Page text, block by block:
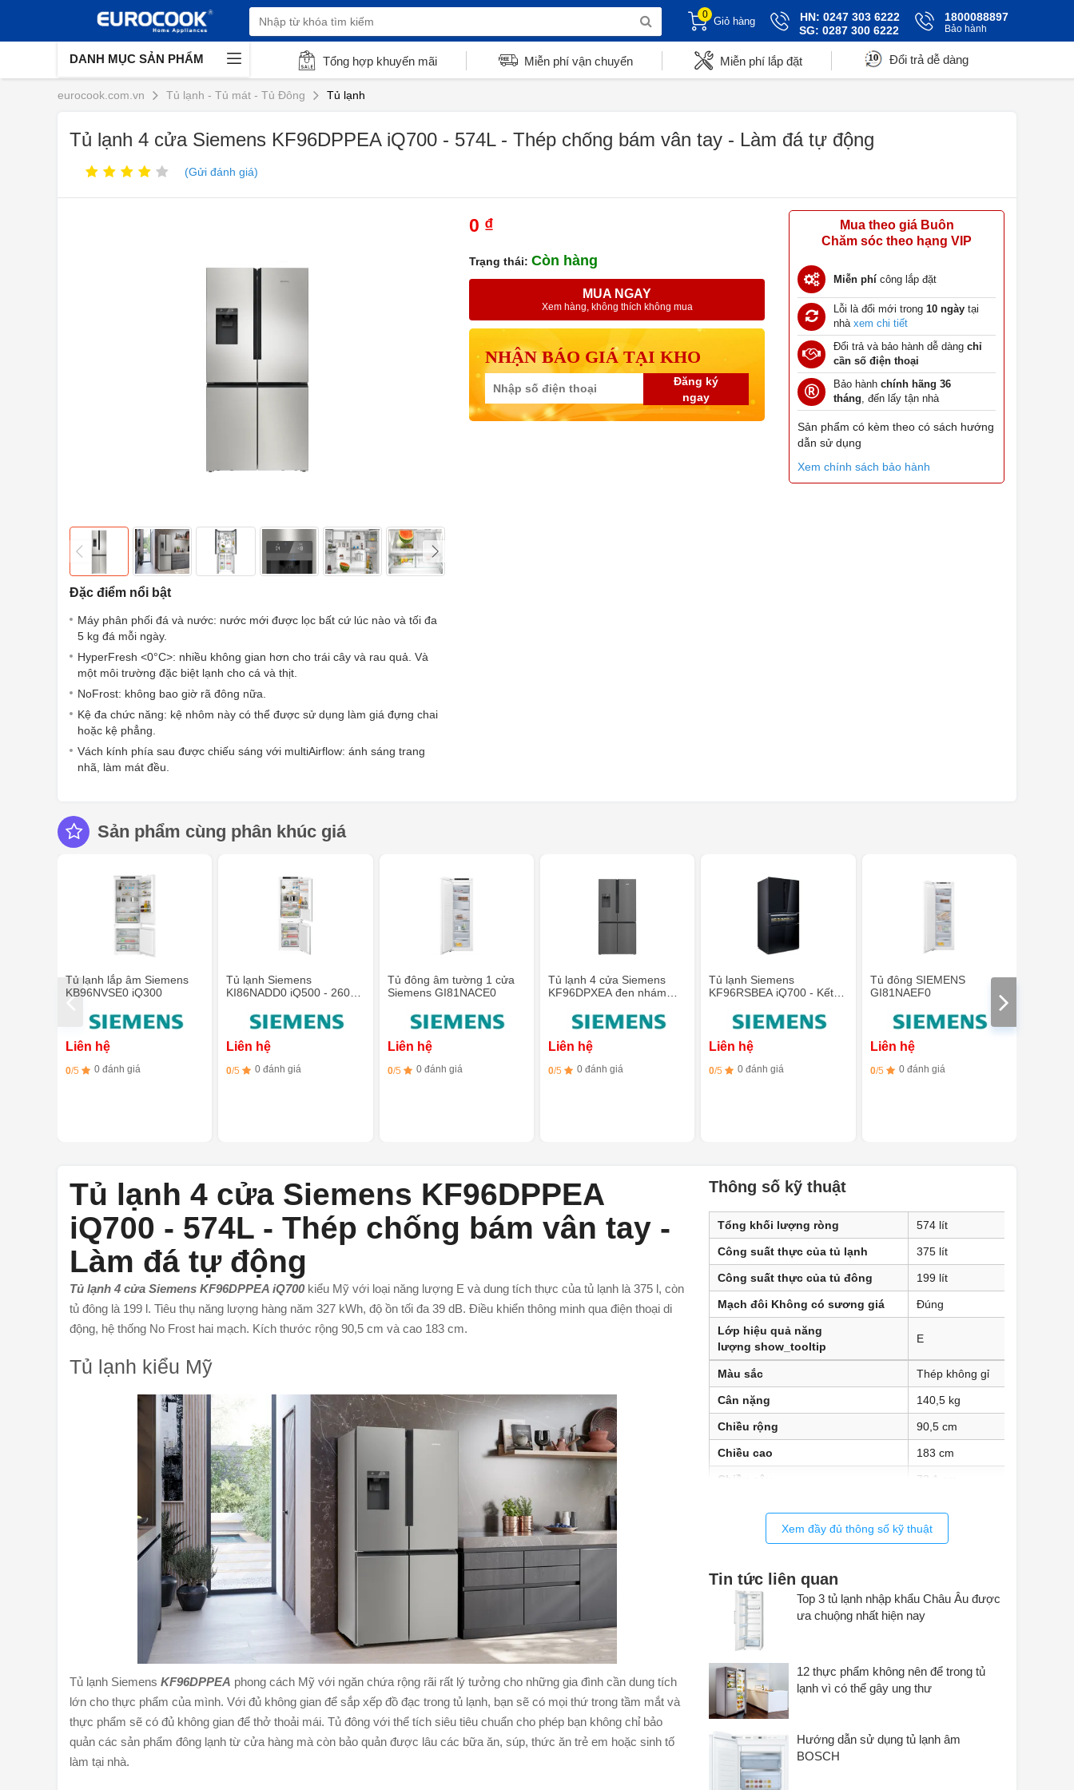
0
Giỏ hàng
HN: 0247 303 6222
SG: 0287 300 6222
1800088897
Bảo hành
DANH MỤC SẢN PHẨM Tổng hợp khuyến mãi Miễn phí vận chuyển Miễn phí lắp đặt Đổi trả dễ dàng
eurocook.com.vn Tủ lạnh - Tủ mát - Tủ Đông Tủ lạnh
Tủ lạnh 4 cửa Siemens KF96DPPEA iQ700 - 574L - Thép chống bám vân tay - Làm đá tự động
(Gửi đánh giá)
Đặc điểm nổi bật
Máy phân phối đá và nước: nước mới được lọc bất cứ lúc nào và tối đa
5 kg đá mỗi ngày.
HyperFresh <0°C>: nhiều không gian hơn cho trái cây và rau quả. Và
một môi trường đặc biệt lạnh cho cá và thịt.
NoFrost: không bao giờ rã đông nữa.
Kệ đa chức năng: kệ nhôm này có thể được sử dụng làm giá đựng chai
hoặc kệ phẳng.
Vách kính phía sau được chiếu sáng với multiAirflow: ánh sáng trang
nhã, làm mát đều.
0 ₫
Trạng thái: Còn hàng
MUA NGAY
Xem hàng, không thích không mua
NHẬN BÁO GIÁ TẠI KHO
Đăng ký
ngay
Mua theo giá Buôn
Chăm sóc theo hạng VIP
Miễn phí công lắp đặt
Lỗi là đổi mới trong 10 ngày tại
nhà xem chi tiết
Đổi trả và bảo hành dễ dàng chỉ
cần số điện thoại
Bảo hành chính hãng 36
tháng, đến lấy tận nhà
Sản phẩm có kèm theo có sách hướng
dẫn sử dụng
Xem chính sách bảo hành
Sản phẩm cùng phân khúc giá
Tủ lạnh lắp âm Siemens
KB96NVSE0 iQ300
Liên hệ
0/5 0 đánh giá
Tủ lạnh Siemens
KI86NADD0 iQ500 - 260L -
Liên hệ
0/5 0 đánh giá
Tủ đông âm tường 1 cửa
Siemens GI81NACE0
Liên hệ
0/5 0 đánh giá
Tủ lạnh 4 cửa Siemens
KF96DPXEA đen nhám
Liên hệ
0/5 0 đánh giá
Tủ lạnh Siemens
KF96RSBEA iQ700 - Kết
Liên hệ
0/5 0 đánh giá
Tủ đông SIEMENS
GI81NAEF0
Liên hệ
0/5 0 đánh giá
Tủ lạnh 4 cửa Siemens KF96DPPEA
iQ700 - 574L - Thép chống bám vân tay -
Làm đá tự động
Tủ lạnh 4 cửa Siemens KF96DPPEA iQ700kiểu Mỹ với loại năng lượng E và dung tích thực của tủ lạnh là 375 l, còn
tủ đông là 199 l. Tiêu thụ năng lượng hàng năm 327 kWh, độ ồn tối đa 39 dB. Điều khiển thông minh qua điện thoại di
động, hệ thống No Frost hai mạch. Kích thước rộng 90,5 cm và cao 183 cm.
Tủ lạnh kiểu Mỹ
Tủ lạnh Siemens KF96DPPEA phong cách Mỹ với ngăn chứa rộng rãi rất lý tưởng cho những gia đình cần dung tích
lớn cho thực phẩm của mình. Với đủ không gian để sắp xếp đồ đạc trong tủ lạnh, bạn sẽ có mọi thứ trong tầm mắt và
thực phẩm sẽ có đủ không gian để thở thoải mái. Tủ đông với thể tích siêu tiêu chuẩn cho phép bạn không chỉ bảo
quản các sản phẩm đông lạnh từ cửa hàng mà còn bảo quản được lâu các bữa ăn, súp, thức ăn trẻ em hoặc sinh tố
làm tại nhà.
Thông số kỹ thuật
Tổng khối lượng ròng 574 lít
Công suất thực của tủ lạnh 375 lít
Công suất thực của tủ đông 199 lít
Mạch đôi Không có sương giá Đúng
Lớp hiệu quả năng
lượng show_tooltip
E
Màu sắc Thép không gỉ
Cân nặng 140,5 kg
Chiều rộng 90,5 cm
Chiều cao 183 cm
Chiều sâu 73,1 cm
Xem đầy đủ thông số kỹ thuật
Tin tức liên quan
Top 3 tủ lạnh nhập khẩu Châu Âu được
ưa chuộng nhất hiện nay
12 thực phẩm không nên để trong tủ
lạnh vì có thể gây ung thư
Hướng dẫn sử dụng tủ lạnh âm
BOSCH